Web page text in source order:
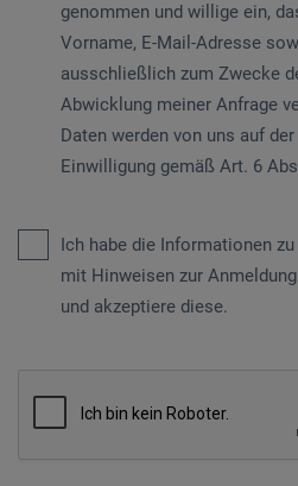
genommen und willige ein,
Vorname, E-Mail-Adresse
ausschließlich zum Zwecke
Abwicklung meiner Anfrage
Daten werden von uns auf
Einwilligung gemäß Art. 6
Ich habe die Informationen zu
mit Hinweisen zur
und akzeptiere diese.